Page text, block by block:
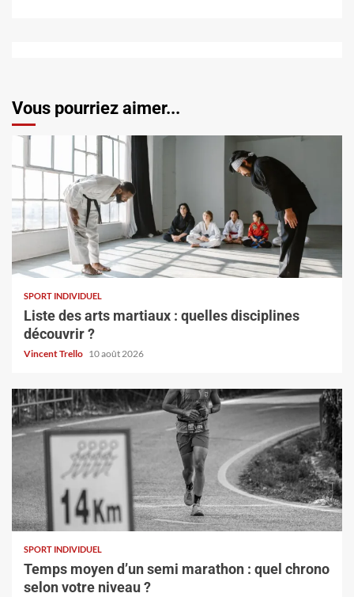
Vous pourriez aimer...
SPORT INDIVIDUEL
Liste des arts martiaux : quelles disciplines
découvrir ?
Vincent Trello 10 août 2026
SPORT INDIVIDUEL
Temps moyen d’un semi marathon : quel chrono
selon votre niveau ?